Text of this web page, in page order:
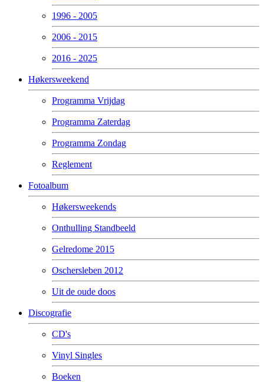
1996 - 2005
2006 - 2015
2016 - 2025
Høkersweekend
Programma Vrijdag
Programma Zaterdag
Programma Zondag
Reglement
Fotoalbum
Høkersweekends
Onthulling Standbeeld
Gelredome 2015
Oschersleben 2012
Uit de oude doos
Discografie
CD's
Vinyl Singles
Boeken